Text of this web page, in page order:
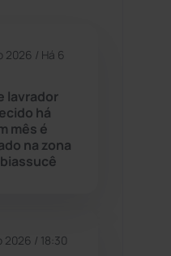
(1504)
(121)
2026 / Há 6
lavrador
há
mês é
na zona
2026 / 18:30